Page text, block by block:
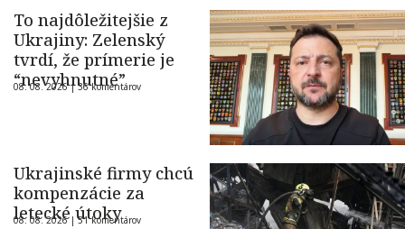
To najdôležitejšie z
Ukrajiny: Zelenský
tvrdí, že prímerie je
“nevyhnutné”
08. 08. 2026 |36 komentárov
Ukrajinské firmy chcú
kompenzácie za
letecké útoky
08. 08. 2026 |51 komentárov